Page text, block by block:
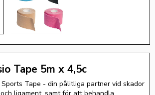
Tape 5m x 4,5c
Tape - din pålitliga partner vid skador